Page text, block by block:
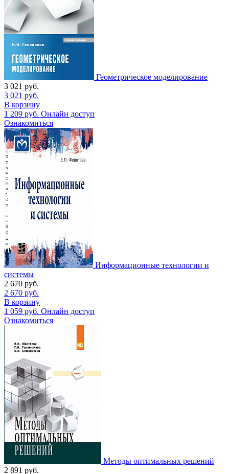
Геометрическое моделирование
3 021 руб.
3 021 руб.
В корзину
1 209 руб. Онлайн доступ
Ознакомиться
Информационные технологии и
системы
2 670 руб.
2 670 руб.
В корзину
1 059 руб. Онлайн доступ
Ознакомиться
Методы оптимальных решений
2 891 руб.